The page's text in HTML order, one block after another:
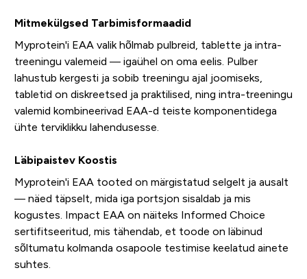
Mitmekülgsed Tarbimisformaadid
Myprotein'i EAA valik hõlmab pulbreid, tablette ja intra-
treeningu valemeid — igaühel on oma eelis. Pulber
lahustub kergesti ja sobib treeningu ajal joomiseks,
tabletid on diskreetsed ja praktilised, ning intra-treeningu
valemid kombineerivad EAA-d teiste komponentidega
ühte terviklikku lahendusesse.
Läbipaistev Koostis
Myprotein'i EAA tooted on märgistatud selgelt ja ausalt
— näed täpselt, mida iga portsjon sisaldab ja mis
kogustes. Impact EAA on näiteks Informed Choice
sertifitseeritud, mis tähendab, et toode on läbinud
sõltumatu kolmanda osapoole testimise keelatud ainete
suhtes.